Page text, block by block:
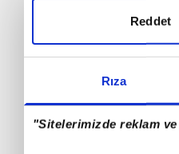
Rıza
"Sitelerimizde reklam
Reddet